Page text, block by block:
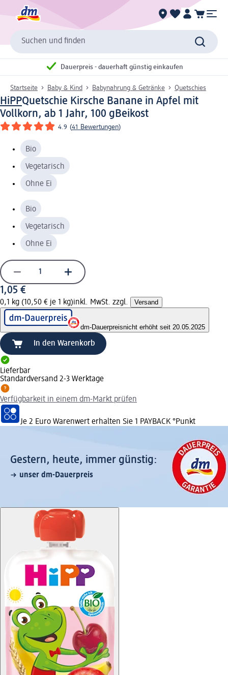
Suchen und finden
Dauerpreis - dauerhaft günstig einkaufen
Startseite Baby & Kind Babynahrung & Getränke Quetschies
HiPPQuetschie Kirsche Banane in Apfel mit
Vollkorn, ab 1 Jahr, 100 gBeikost
4.9 (41 Bewertungen)
Bio
Vegetarisch
Ohne Ei
Bio
Vegetarisch
Ohne Ei
1,05 €
0,1 kg (10,50 € je 1 kg)inkl. MwSt. zzgl. Versand
dm-Dauerpreisnicht erhöht seit 20.05.2025
In den Warenkorb
Lieferbar
Standardversand 2-3 Werktage
Verfügbarkeit in einem dm-Markt prüfen
Je 2 Euro Warenwert erhalten Sie 1 PAYBACK °Punkt
Gestern, heute, immer günstig:
unser dm-Dauerpreis